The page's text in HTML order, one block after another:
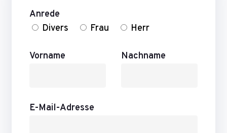
Anrede
Divers
Frau Herr
Vorname Nachname
E-Mail-Adresse